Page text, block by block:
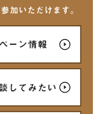
加いただけます。